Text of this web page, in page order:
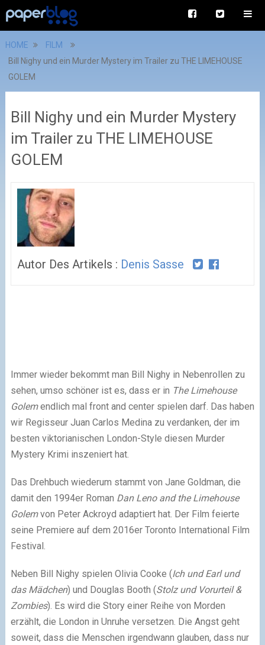
HOME
FILM
Bill Nighy und ein Murder Mystery im Trailer zu THE LIMEHOUSE
GOLEM
Bill Nighy und ein Murder Mystery
im Trailer zu THE LIMEHOUSE
GOLEM
Autor Des Artikels : Denis Sasse
Immer wieder bekommt man Bill Nighy in Nebenrollen zu
sehen, umso schöner ist es, dass er in The Limehouse
Golemendlich mal front and center spielen darf. Das haben
wir Regisseur Juan Carlos Medina zu verdanken, der im
besten viktorianischen London-Style diesen Murder
Mystery Krimi inszeniert hat.
Das Drehbuch wiederum stammt von Jane Goldman, die
damit den 1994er Roman Dan Leno and the Limehouse
Golemvon Peter Ackroyd adaptiert hat. Der Film feierte
seine Premiere auf dem 2016er Toronto International Film
Festival.
Neben Bill Nighy spielen Olivia Cooke (Ich und Earl und
das Mädchen) und Douglas Booth (Stolz und Vorurteil &
Zombies). Es wird die Story einer Reihe von Morden
erzählt, die London in Unruhe versetzen. Die Angst geht
soweit, dass die Menschen irgendwann glauben, dass nur